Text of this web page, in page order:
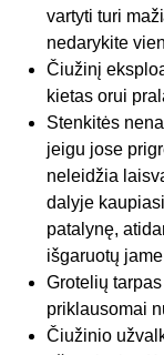
vartyti turi
nedarykite
Čiužinį
kietas orui
Stenkitės
jeigu jose
neleidžia
dalyje
patalynę,
išgaruotų
Grotelių
priklausomai
Čiužinio